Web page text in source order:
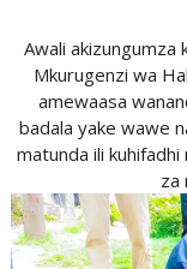
Awali akizungumza
Mkurugenzi wa
amewaasa
badala yake wawe
matunda ili
za